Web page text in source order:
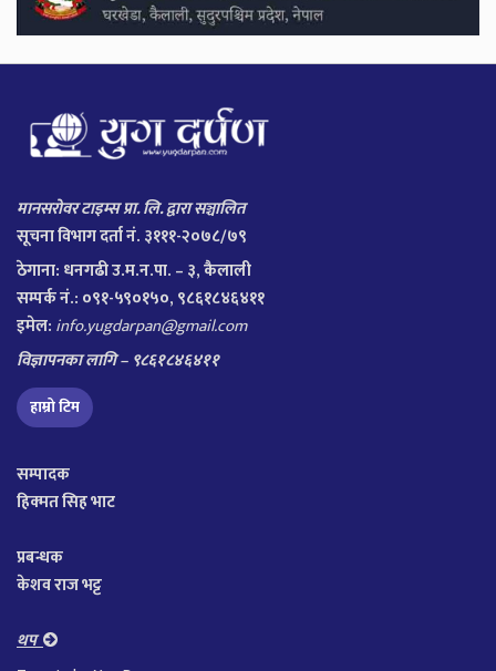
मानसरोवर टाइम्स प्रा. लि. द्वारा सञ्चालित
सूचना विभाग दर्ता नं. ३१११-२०७८/७९
ठेगाना: धनगढी उ.म.न.पा. – ३, कैलाली
सम्पर्क नं.: ०९१-५९०१५०, ९८६१८४६४११
इमेल: info.yugdarpan@gmail.com
विज्ञापनका लागि – ९८६१८४६४११
हाम्रो टिम
सम्पादक
हिक्मत सिह भाट
प्रबन्धक
केशव राज भट्ट
थप